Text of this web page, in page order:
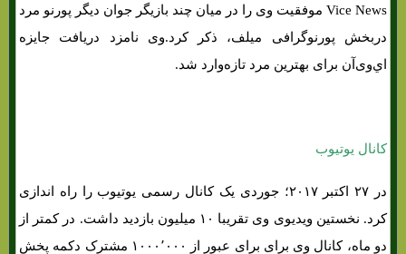
Vice News موفقیت وی را در میان چند بازیگر جوان دیگر پورنو مرد
دربخش پورنوگرافی میلف، ذکر کرد.وی نامزد دریافت جایزه
اي‌وی‌آن برای بهترین مرد تازه‌وارد شد.
کانال یوتیوب
در ۲۷ اکتبر ۲۰۱۷؛ جوردی یک کانال رسمی یوتیوب را راه اندازی
کرد. نخستین ویدیوی وی تقریبا ۱۰ میلیون بازدید داشت. در کمتر از
دو ماه، کانال وی برای برای عبور از ۱۰۰۰٬۰۰۰ مشترک دکمه پخش